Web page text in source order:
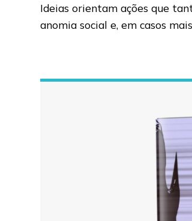
Ideias orientam ações que
anomia social e, em casos mais